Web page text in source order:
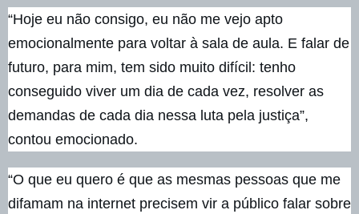
“Hoje eu não consigo, eu não me vejo apto
emocionalmente para voltar à sala de aula. E falar de
futuro, para mim, tem sido muito difícil: tenho
conseguido viver um dia de cada vez, resolver as
demandas de cada dia nessa luta pela justiça”,
contou emocionado.
“O que eu quero é que as mesmas pessoas que me
difamam na internet precisem vir a público falar sobre